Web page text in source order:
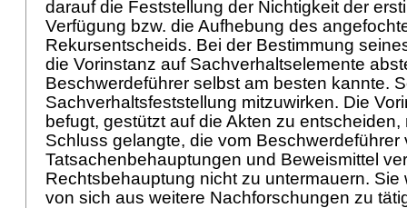
darauf die Feststellung der Nichtigkeit der
Verfügung bzw. die Aufhebung des
Rekursentscheids. Bei der Bestimmung
die Vorinstanz auf Sachverhaltselemente
Beschwerdeführer selbst am besten kannte.
Sachverhaltsfeststellung mitzuwirken. Die
befugt, gestützt auf die Akten zu
Schluss gelangte, die vom Beschwerdeführer
Tatsachenbehauptungen und Beweismittel
Rechtsbehauptung nicht zu untermauern. Sie
von sich aus weitere Nachforschungen zu